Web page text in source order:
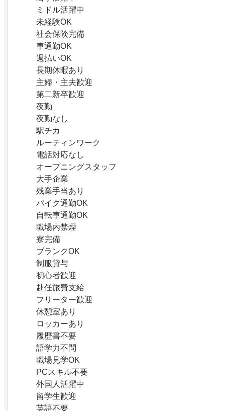
ミドル活躍中
未経験OK
社会保険完備
車通勤OK
週払いOK
長期休暇あり
主婦・主夫歓迎
第二新卒歓迎
夜勤
夜勤なし
駅チカ
ルーティンワーク
電話対応なし
オープニングスタッフ
大手企業
残業手当あり
バイク通勤OK
自転車通勤OK
職場内禁煙
寮完備
ブランクOK
制服貸与
初心者歓迎
赴任旅費支給
フリーター歓迎
休憩室あり
ロッカーあり
履歴書不要
語学力不問
職場見学OK
PCスキル不要
外国人活躍中
留学生歓迎
英語不要